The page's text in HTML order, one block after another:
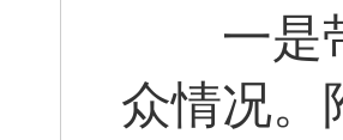
一是带
众情况。